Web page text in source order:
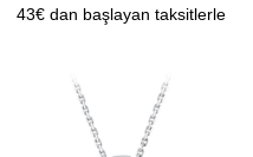
43€ dan başlayan taksitlerle